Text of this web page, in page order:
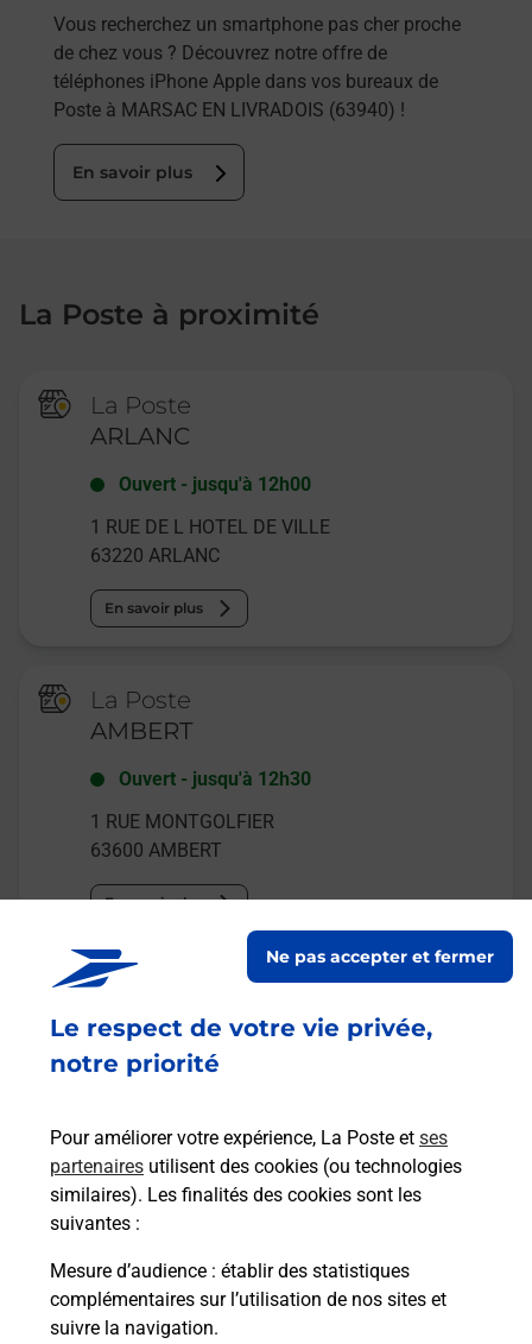
Le respect de votre vie privée,
notre priorité
Pour améliorer votre expérience, La Poste et ses
partenaires utilisent des cookies (ou technologies
similaires). Les finalités des cookies sont les
suivantes :
Mesure d’audience : établir des statistiques
complémentaires sur l’utilisation de nos sites et
suivre la navigation.
Ne pas accepter et fermer
Vous recherchez un smartphone pas cher proche
de chez vous ? Découvrez notre offre de
téléphones iPhone Apple dans vos bureaux de
Poste à MARSAC EN LIVRADOIS (63940) !
En savoir plus
La Poste à proximité
La Poste
ARLANC
Ouvert - jusqu'à 12h00
1 RUE DE L HOTEL DE VILLE
63220 ARLANC
En savoir plus
La Poste
AMBERT
Ouvert - jusqu'à 12h30
1 RUE MONTGOLFIER
63600 AMBERT
En savoir plus
Malin !
La Poste
en ligne
Ouvert 24h/24
En savoir plus
Recherchez un autre point de contact